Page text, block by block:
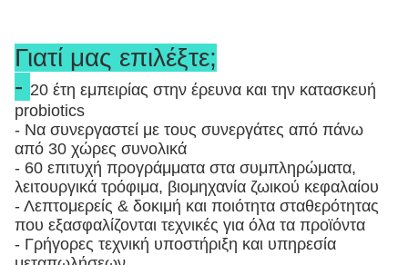
Γιατί μας επιλέξτε;
- 20 έτη εμπειρίας στην έρευνα και την κατασκευή
probiotics
- Να συνεργαστεί με τους συνεργάτες από πάνω
από 30 χώρες συνολικά
- 60 επιτυχή προγράμματα στα συμπληρώματα,
λειτουργικά τρόφιμα, βιομηχανία ζωικού κεφαλαίου
- Λεπτομερείς & δοκιμή και ποιότητα σταθερότητας
που εξασφαλίζονται τεχνικές για όλα τα προϊόντα
- Γρήγορες τεχνική υποστήριξη και υπηρεσία